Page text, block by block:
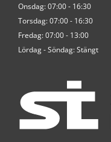
Onsdag: 07:00 - 16:30
Torsdag: 07:00 - 16:30
Fredag: 07:00 - 13:00
Lördag - Söndag: Stängt